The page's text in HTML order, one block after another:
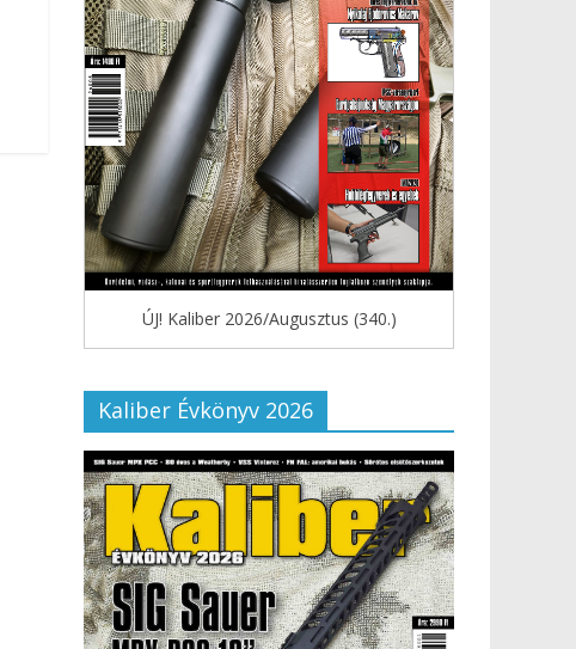
ÚJ! Kaliber 2026/Augusztus (340.)
Kaliber Évkönyv 2026